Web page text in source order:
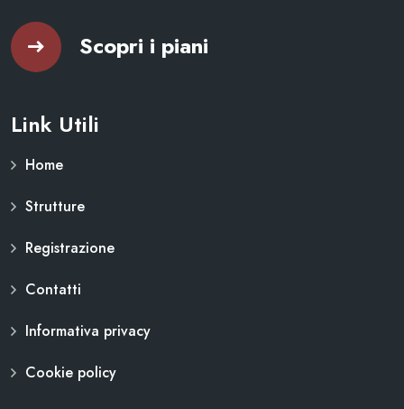
Scopri i piani
Link Utili
Home
Strutture
Registrazione
Contatti
Informativa privacy
Cookie policy